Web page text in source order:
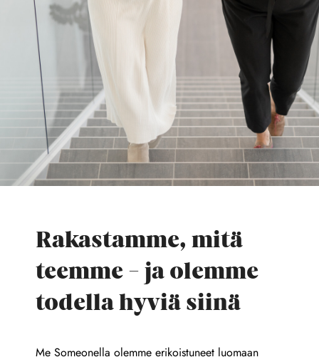
Rakastamme, mitä
teemme - ja olemme
todella hyviä siinä
Me Someonella olemme erikoistuneet luomaan